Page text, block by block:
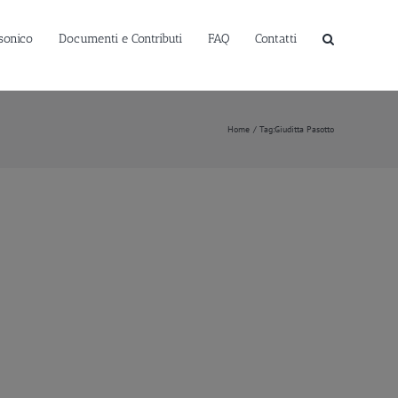
Documenti e Contributi FAQ Contatti
Home Tag:Giuditta Pasotto